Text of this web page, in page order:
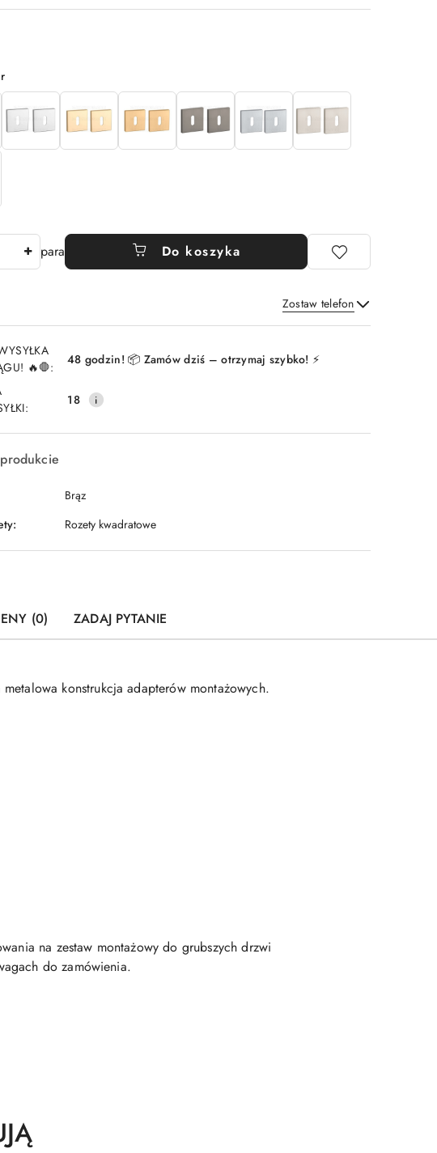
para Do koszyka
Zostaw telefon
Wyślij
🔥🛑:
48 godzin! 📦 Zamów dziś – otrzymaj szybko! ⚡
18
Brąz
Rozety kwadratowe
(0) ZADAJ PYTANIE
konstrukcja adapterów montażowych.
na zestaw montażowy do grubszych drzwi
do zamówienia.